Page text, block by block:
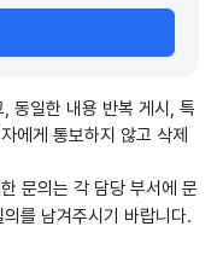
동일한 내용 반복 게시, 특
에게 통보하지 않고 삭제
문의는 각 담당 부서에 문
를 남겨주시기 바랍니다.